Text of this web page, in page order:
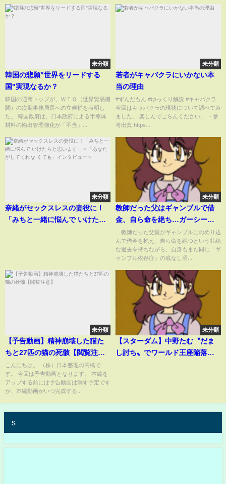
未分類
韓国の悲願"世界をリードする
国"実現なるか？
韓国の通商トップが、ＷＴＯ（世界貿易機
関）の次期事務局長への立候補を表明し
た。 韓国政府は、日本政府による半導体
材料の輸出管理強化が「不当」...
未分類
若者がキャバクラにいかない本
当の理由
#ずんだもん #ゆっくり解説 #キャバクラ
今回はキャバクラの現状について調べてみ
ました。 楽しんでごらんください。 ・参
考出典 https...
未分類
奈緒がセックスレスの妻役に！
「みちと一緒に悩んで いけたら
未分類
教師だった父はギャンブルで借
金、自ら命を絶ち…ガーシーを
狂わせた違法賭博と依存症に苦
しんだ過去「渋谷の闇カジノ
で“なんやこのゲームおもろって
教師だった父親がギャンブルにのめり込
んで借金を抱え、自ら命を絶つという壮絶
な過去を持ちながら、自身もまた同じ「ギ
ャンブル依存症」の底なし沼...
未分類
【予告動画】精神崩壊した猫た
ちと27匹の猫の死骸【閲覧注
意】
こんにちは。 （株）日本整理の高橋で
す。 今回は予告動画となります。 本編を
アップする前には予告動画は消す予定です
が、本編動画がいつ完成する...
未分類
【スターダム】中野たむ〝だま
し討ち〟でワールド王座陥落
s